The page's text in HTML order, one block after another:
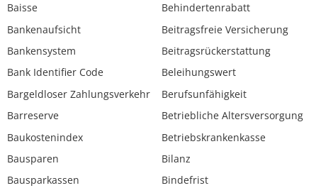
Baisse
Bankenaufsicht
Bankensystem
Bank Identifier Code
Bargeldloser Zahlungsverkehr
Barreserve
Baukostenindex
Bausparen
Bausparkassen
Behindertenrabatt
Beitragsfreie Versicherung
Beitragsrückerstattung
Beleihungswert
Berufsunfähigkeit
Betriebliche Altersversorgung
Betriebskrankenkasse
Bilanz
Bindefrist